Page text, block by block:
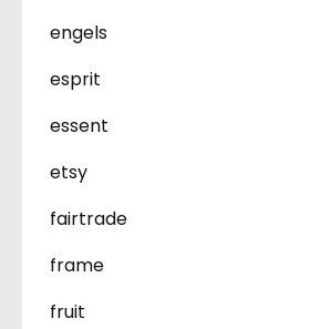
engels
esprit
essent
etsy
fairtrade
frame
fruit